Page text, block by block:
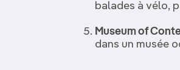
balades à vélo,
Museum of
dans un musée